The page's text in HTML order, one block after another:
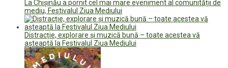
La Chișinău a pornit cel mai mare eveniment al comunității de
mediu, Festivalul Ziua Mediului
Distracție, explorare și muzică bună – toate acestea vă
așteaptă la Festivalul Ziua Mediului